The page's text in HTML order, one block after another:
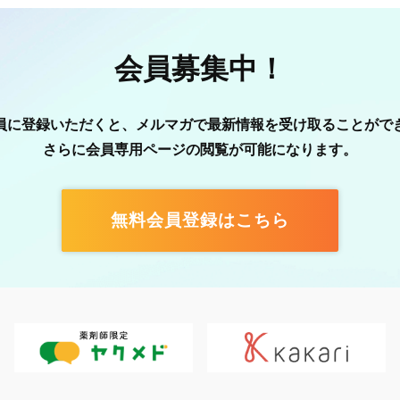
会員募集中！
に登録いただくと、メルマガで最新情報を受け取ることがで
さらに会員専用ページの閲覧が可能になります。
無料会員登録はこちら